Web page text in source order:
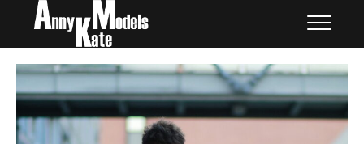
外国人モデル | AnnyKate
Models
外国人モデル | アニケイト・モデルズ